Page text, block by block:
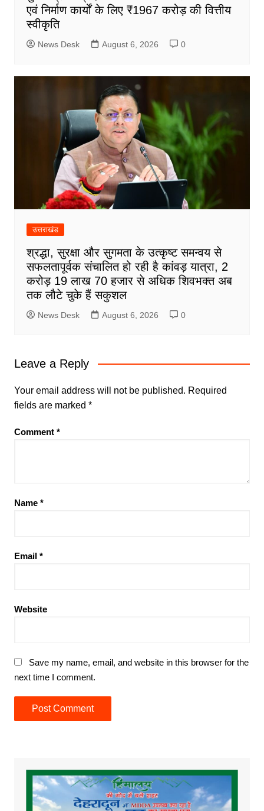
एवं निर्माण कार्यों के लिए ₹1967 करोड़ की वित्तीय
स्वीकृति
News Desk August 6, 2026 0
उत्तराखंड
श्रद्धा, सुरक्षा और सुगमता के उत्कृष्ट समन्वय से
सफलतापूर्वक संचालित हो रही है कांवड़ यात्रा, 2
करोड़ 19 लाख 70 हजार से अधिक शिवभक्त अब
तक लौटे चुके हैं सकुशल
News Desk August 6, 2026 0
Leave a Reply
Your email address will not be published. Required
fields are marked *
Comment *
Name *
Email *
Website
Save my name, email, and website in this browser for the
next time I comment.